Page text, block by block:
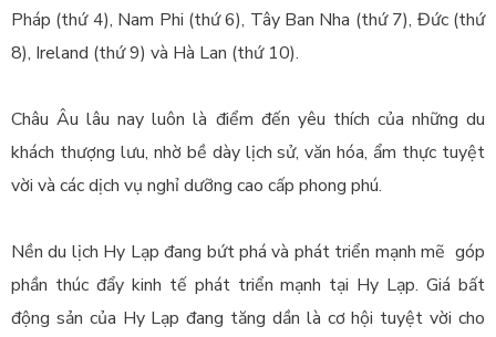
Pháp (thứ 4), Nam Phi (thứ 6), Tây Ban Nha (thứ 7), Đức (thứ
8), Ireland (thứ 9) và Hà Lan (thứ 10).
Châu Âu lâu nay luôn là điểm đến yêu thích của những du
khách thượng lưu, nhờ bề dày lịch sử, văn hóa, ẩm thực tuyệt
vời và các dịch vụ nghỉ dưỡng cao cấp phong phú.
Nền du lịch Hy Lạp đang bứt phá và phát triển mạnh mẽ góp
phần thúc đẩy kinh tế phát triển mạnh tại Hy Lạp. Giá bất
động sản của Hy Lạp đang tăng dần là cơ hội tuyệt vời cho